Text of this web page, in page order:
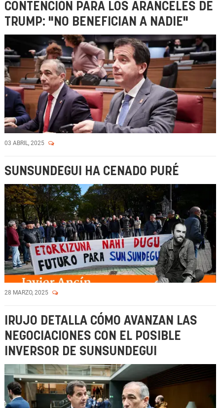
CONTENCIÓN PARA LOS ARANCELES DE
TRUMP: "NO BENEFICIAN A NADIE"
03 ABRIL, 2025
SUNSUNDEGUI HA CENADO PURÉ
28 MARZO, 2025
IRUJO DETALLA CÓMO AVANZAN LAS
NEGOCIACIONES CON EL POSIBLE
INVERSOR DE SUNSUNDEGUI